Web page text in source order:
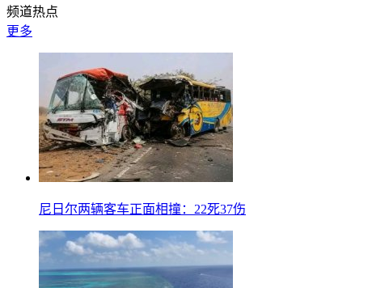
频道热点
更多
尼日尔两辆客车正面相撞：22死37伤